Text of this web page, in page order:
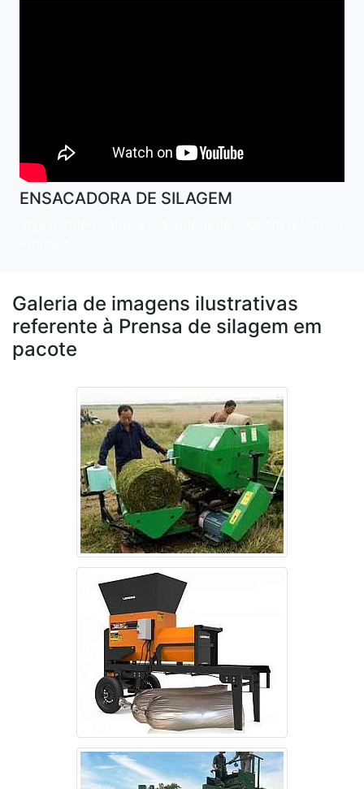
ENSACADORA DE SILAGEM
Galeria de imagens ilustrativas
referente à Prensa de silagem em
pacote